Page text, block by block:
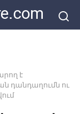
է
դանդաղումն ու